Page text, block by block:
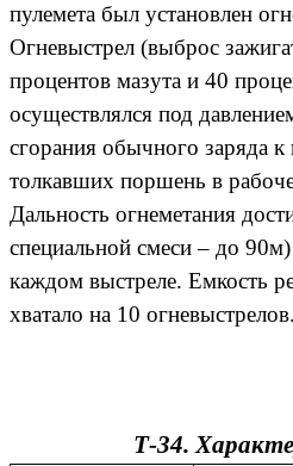
пулемета был установлен
Огневыстрел (выброс
процентов мазута и 40
осуществлялся под
сгорания обычного заряда
толкавших поршень в
Дальность огнеметания
специальной смеси – до
каждом выстреле. Емкость
хватало на 10 огневыстрелов.
Т-34.